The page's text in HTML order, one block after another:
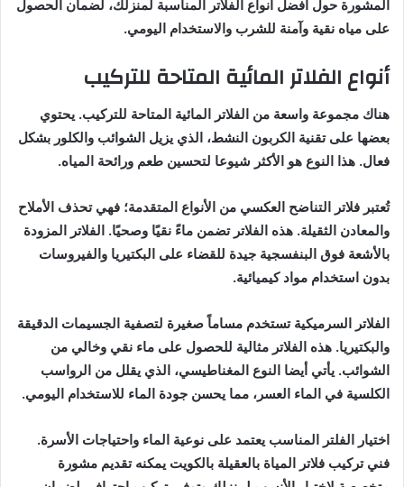
المشورة حول أفضل أنواع الفلاتر المناسبة لمنزلك، لضمان الحصول
على مياه نقية وآمنة للشرب والاستخدام اليومي.
أنواع الفلاتر المائية المتاحة للتركيب
هناك مجموعة واسعة من الفلاتر المائية المتاحة للتركيب. يحتوي
بعضها على تقنية الكربون النشط، الذي يزيل الشوائب والكلور بشكل
فعال. هذا النوع هو الأكثر شيوعا لتحسين طعم ورائحة المياه.
تُعتبر فلاتر التناضح العكسي من الأنواع المتقدمة؛ فهي تحذف الأملاح
والمعادن الثقيلة. هذه الفلاتر تضمن ماءً نقيًا وصحيًا. الفلاتر المزودة
بالأشعة فوق البنفسجية جيدة للقضاء على البكتيريا والفيروسات
بدون استخدام مواد كيميائية.
الفلاتر السرميكية تستخدم مساماً صغيرة لتصفية الجسيمات الدقيقة
والبكتيريا. هذه الفلاتر مثالية للحصول على ماء نقي وخالي من
الشوائب. يأتي أيضا النوع المغناطيسي، الذي يقلل من الرواسب
الكلسية في الماء العسر، مما يحسن جودة الماء للاستخدام اليومي.
اختيار الفلتر المناسب يعتمد على نوعية الماء واحتياجات الأسرة.
فني تركيب فلاتر المياة بالعقيلة بالكويت يمكنه تقديم مشورة